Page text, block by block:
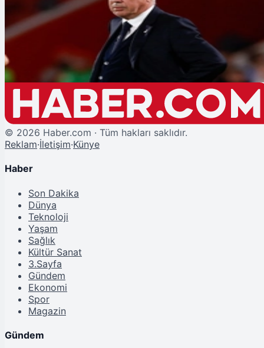
Ancelotti Gidiyor: İşte Real Madrid'in Yeni Teknik Direktörü
© 2026 Haber.com · Tüm hakları saklıdır.
Reklam·İletişim·Künye
Haber
Son Dakika
Dünya
Teknoloji
Yaşam
Sağlık
Kültür Sanat
3.Sayfa
Gündem
Ekonomi
Spor
Magazin
Gündem